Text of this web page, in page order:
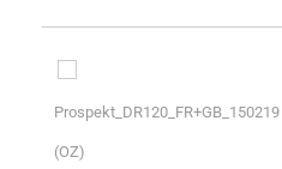
Prospekt_DR120_FR+GB_150219
(OZ)